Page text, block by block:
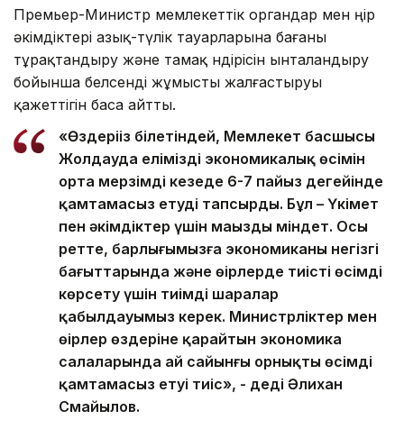
Премьер-Министр мемлекеттік органдар мен өңір
әкімдіктері азық-түлік тауарларына бағаны
тұрақтандыру және тамақ өндірісін ынталандыру
бойынша белсенді жұмысты жалғастыруы
қажеттігін баса айтты.
«Өздеріңіз білетіндей, Мемлекет басшысы
Жолдауда еліміздің экономикалық өсімін
орта мерзімді кезеңде 6-7 пайыз деңгейінде
қамтамасыз етуді тапсырды. Бұл – Үкімет
пен әкімдіктер үшін маңызды міндет. Осы
ретте, барлығымызға экономиканың негізгі
бағыттарында және өңірлерде тиісті өсімді
көрсету үшін тиімді шаралар
қабылдауымыз керек. Министрліктер мен
өңірлер өздеріне қарайтын экономика
салаларында ай сайынғы орнықты өсімді
қамтамасыз етуі тиіс», - деді Әлихан
Смайылов.